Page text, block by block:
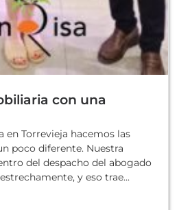
con una
en Torrevieja hacemos las
poco diferente. Nuestra
del despacho del abogado
y eso trae...